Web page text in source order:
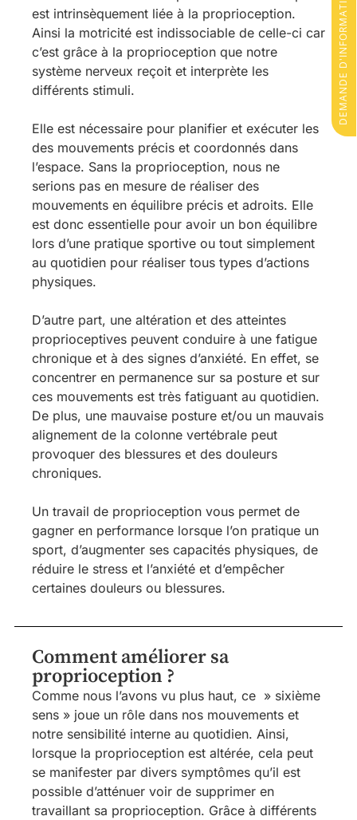
est intrinsèquement liée à la proprioception.
Ainsi la motricité est indissociable de celle-ci car
c’est grâce à la proprioception que notre
système nerveux reçoit et interprète les
différents stimuli.
Elle est nécessaire pour planifier et exécuter les
des mouvements précis et coordonnés dans
l’espace. Sans la proprioception, nous ne
serions pas en mesure de réaliser des
mouvements en équilibre précis et adroits. Elle
est donc essentielle pour avoir un bon équilibre
lors d’une pratique sportive ou tout simplement
au quotidien pour réaliser tous types d’actions
physiques.
D’autre part, une altération et des atteintes
proprioceptives peuvent conduire à une fatigue
chronique et à des signes d’anxiété. En effet, se
concentrer en permanence sur sa posture et sur
ces mouvements est très fatiguant au quotidien.
De plus, une mauvaise posture et/ou un mauvais
alignement de la colonne vertébrale peut
provoquer des blessures et des douleurs
chroniques.
Un travail de proprioception vous permet de
gagner en performance lorsque l’on pratique un
sport, d’augmenter ses capacités physiques, de
réduire le stress et l’anxiété et d’empêcher
certaines douleurs ou blessures.
Comment améliorer sa
proprioception ?
Comme nous l’avons vu plus haut, ce » sixième
sens » joue un rôle dans nos mouvements et
notre sensibilité interne au quotidien. Ainsi,
lorsque la proprioception est altérée, cela peut
se manifester par divers symptômes qu’il est
possible d’atténuer voir de supprimer en
travaillant sa proprioception. Grâce à différents
DEMANDE D'INFORMATIONS